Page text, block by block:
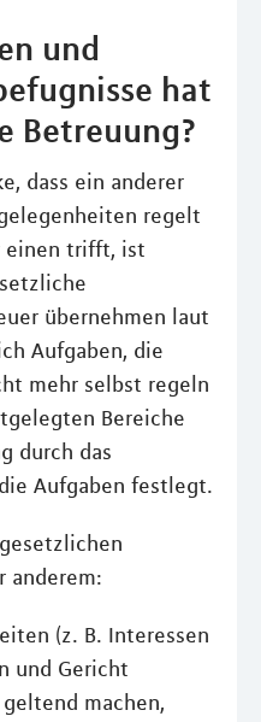
und
hat
Betreuung?
dass ein anderer
regelt
einen trifft, ist
übernehmen laut
Aufgaben, die
mehr selbst regeln
Bereiche
durch das
Aufgaben festlegt.
anderem:
(z. B. Interessen
und Gericht
machen,